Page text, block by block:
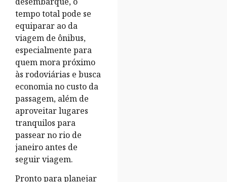
tempo total pode se
equiparar ao da
viagem de ônibus,
especialmente para
quem mora próximo
às rodoviárias e busca
economia no custo da
passagem, além de
aproveitar lugares
tranquilos para
passear no rio de
janeiro antes de
seguir viagem.
Pronto para planejar